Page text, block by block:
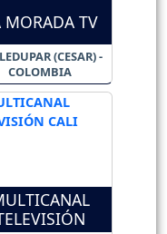
MORADA TV
(CESAR) -
COLOMBIA